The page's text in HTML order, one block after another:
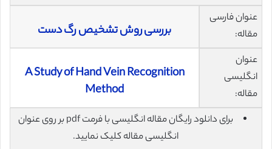
عنوان فارسی
مقاله:
بررسی روش تشخیص رگ دست
عنوان
انگلیسی
مقاله:
A Study of Hand Vein Recognition
Method
برای دانلود رایگان مقاله انگلیسی با فرمت pdf بر روی عنوان
انگلیسی مقاله کلیک نمایید.